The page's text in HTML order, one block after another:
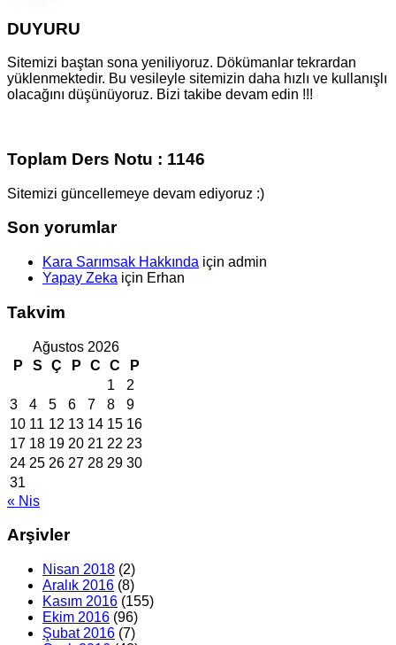
DUYURU
Sitemizi baştan sona yeniliyoruz. Dökümanlar tekrardan
yüklenmektedir. Bu vesileyle sitemizin daha hızlı ve kullanışlı
olacağını düşünüyoruz. Bizi takibe devam edin !!!
Toplam Ders Notu : 1146
Sitemizi güncellemeye devam ediyoruz :)
Son yorumlar
Kara Sarımsak Hakkında için admin
Yapay Zeka için Erhan
Takvim
Ağustos 2026
P
S Ç P C C
P
1
2
3
4 5 6 7 8
9
10 11 12 13 14 15 16
17 18 19 20 21 22 23
24 25 26 27 28 29 30
31
« Nis
Arşivler
Nisan 2018 (2)
Aralık 2016 (8)
Kasım 2016 (155)
Ekim 2016 (96)
Şubat 2016 (7)